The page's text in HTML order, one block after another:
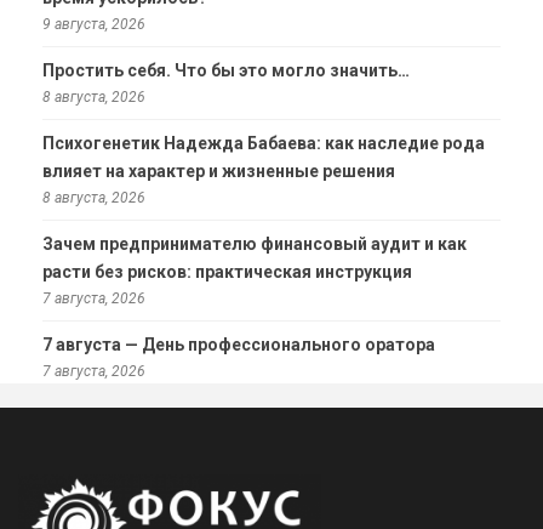
9 августа, 2026
Простить себя. Что бы это могло значить…
8 августа, 2026
Психогенетик Надежда Бабаева: как наследие рода
влияет на характер и жизненные решения
8 августа, 2026
Зачем предпринимателю финансовый аудит и как
расти без рисков: практическая инструкция
7 августа, 2026
7 августа — День профессионального оратора
7 августа, 2026